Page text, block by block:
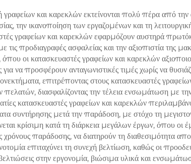
και καρεκλών εκτείνονται πολύ πέρα από
την ικανοποίηση των εργαζομένων και τη
γραφείων και καρεκλών εφαρμόζουν αυστηρά
προδιαγραφές ασφαλείας και την αξιοπιστία της
οι κατασκευαστές γραφείων και καρεκλών
να προσφέρουν ανταγωνιστικές τιμές χωρίς να
επιτρέποντας στους κατασκευαστές
διασφαλίζοντας την τέλεια ενσωμάτωση με την
κατασκευαστές γραφείων και καρεκλών
συντήρησης μετά την παράδοση, με στόχο τη
κρίσιμη κατά τη διάρκεια μεγάλων έργων, όπου οι
παράδοσης, να διατηρούν τη διαθεσιμότητα
επιταχύνει τη συνεχή βελτίωση, καθώς οι
στην εργονομία, βιώσιμα υλικά και